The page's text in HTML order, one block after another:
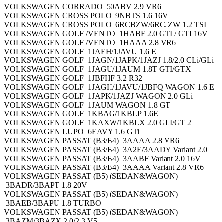
VOLKSWAGEN CORRADO 50ABV 2.9 VR6
VOLKSWAGEN CROSS POLO 9NBTS 1.6 16V
VOLKSWAGEN CROSS POLO 6RCBZW/6RCJZW 1.2 TSI
VOLKSWAGEN GOLF /VENTO 1HABF 2.0 GTI / GTI 16V
VOLKSWAGEN GOLF /VENTO 1HAAA 2.8 VR6
VOLKSWAGEN GOLF 1JAEH/1JAVU 1.6 E
VOLKSWAGEN GOLF 1JAGN/1JAPK/1JAZJ 1.8/2.0 CLi/GLi
VOLKSWAGEN GOLF 1JAGU/1JAUM 1.8T GTI/GTX
VOLKSWAGEN GOLF 1JBFHF 3.2 R32
VOLKSWAGEN GOLF 1JAGH/1JAVU/1JBFQ WAGON 1.6 E
VOLKSWAGEN GOLF 1JAPK/1JAZJ WAGON 2.0 GLi
VOLKSWAGEN GOLF 1JAUM WAGON 1.8 GT
VOLKSWAGEN GOLF 1KBAG/1KBLP 1.6E
VOLKSWAGEN GOLF 1KAXW/1KBLX 2.0 GLI/GT 2
VOLKSWAGEN LUPO 6EAVY 1.6 GTi
VOLKSWAGEN PASSAT (B3/B4) 3AAAA 2.8 VR6
VOLKSWAGEN PASSAT (B3/B4) 3A2E/3AADY Variant 2.0
VOLKSWAGEN PASSAT (B3/B4) 3AABF Variant 2.0 16V
VOLKSWAGEN PASSAT (B3/B4) 3AAAA Variant 2.8 VR6
VOLKSWAGEN PASSAT (B5) (SEDAN&WAGON)
3BADR/3BAPT 1.8 20V
VOLKSWAGEN PASSAT (B5) (SEDAN&WAGON)
3BAEB/3BAPU 1.8 TURBO
VOLKSWAGEN PASSAT (B5) (SEDAN&WAGON)